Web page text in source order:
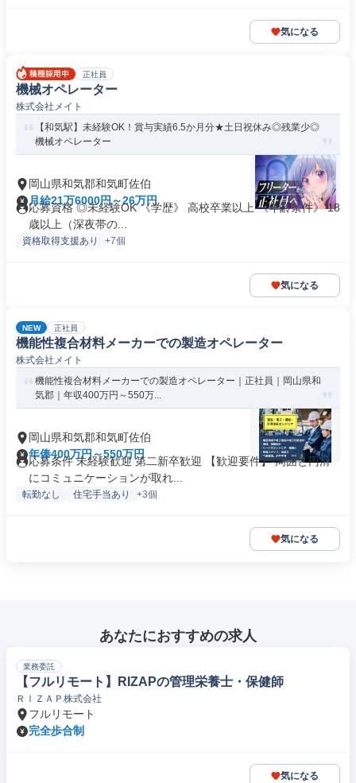
気になる
正社員
機械オペレーター
株式会社メイト
【和気駅】未経験OK！賞与実績6.5か月分★土日祝休み◎残業少◎
機械オペレーター
岡山県和気郡和気町佐伯
月給21万6000円～26万円
応募資格 ◎未経験OK 《学歴》 高校卒業以上 《年齢条件》 18
歳以上（深夜帯の...
資格取得支援あり +7個
気になる
NEW 正社員
機能性複合材料メーカーでの製造オペレーター
株式会社メイト
機能性複合材料メーカーでの製造オペレーター｜正社員｜岡山県和
気郡｜年収400万円～550万...
岡山県和気郡和気町佐伯
年俸400万円～550万円
応募条件 未経験歓迎 第二新卒歓迎 【歓迎要件】 周囲と円滑
にコミュニケーションが取れ...
転勤なし 住宅手当あり +3個
気になる
あなたにおすすめの求人
業務委託
【フルリモート】RIZAPの管理栄養士・保健師
ＲＩＺＡＰ株式会社
フルリモート
完全歩合制
気になる